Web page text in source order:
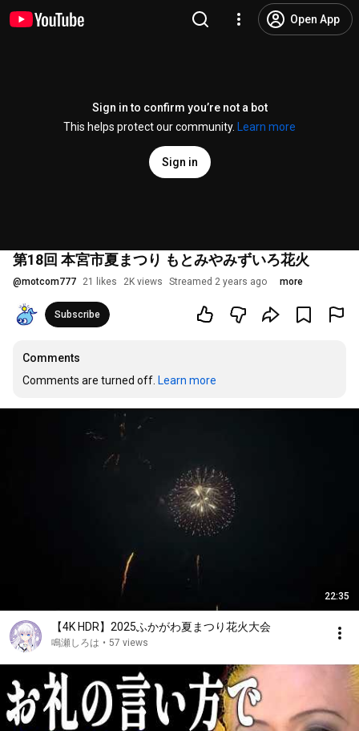
Open App
Sign in to confirm you’re not a bot
This helps protect our community.
Learn more
Sign in
第18回 本宮市夏まつり もとみやみずいろ花火
@motcom777 21 likes 2K views Streamed 2 years ago more
Subscribe
Comments
Comments are turned off. Learn more
22:35
【4K HDR】2025ふかがわ夏まつり花火大会
鳴瀬しろは • 57 views